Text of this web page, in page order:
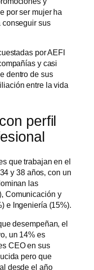
por ser mujer ha
conseguir sus
por AEFI
y casi
dentro de sus
entre la vida
perfil
que trabajan en el
y 38 años, con un
las
Comunicación y
e Ingeniería (15%).
desempeñan, el
un 14% es
CEO en sus
pero que
desde el año